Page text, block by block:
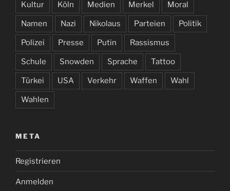
Kultur Köln Medien Merkel Moral
Namen Nazi Nikolaus Parteien Politik
Polizei Presse Putin Rassismus
Schule Snowden Sprache Tattoo
Türkei USA Verkehr Waffen Wahl
Wahlen
META
Registrieren
Anmelden